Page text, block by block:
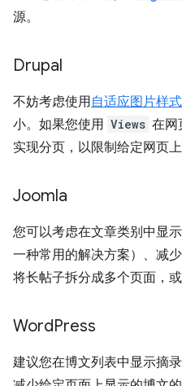
源。
Drupal
不妨考虑使用自适应图片样式
小。如果您使用 Views 在网
实现分页，以限制给定网页
Joomla
您可以考虑在文章类别中显
一种常用的解决方案）、减
将长帖子拆分成多个页面，
WordPress
建议您在博文列表中显示摘